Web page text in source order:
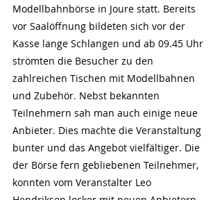
Modellbahnbörse in Joure statt. Bereits
vor Saalöffnung bildeten sich vor der
Kasse lange Schlangen und ab 09.45 Uhr
strömten die Besucher zu den
zahlreichen Tischen mit Modellbahnen
und Zubehör. Nebst bekannten
Teilnehmern sah man auch einige neue
Anbieter. Dies machte die Veranstaltung
bunter und das Angebot vielfältiger. Die
der Börse fern gebliebenen Teilnehmer,
konnten vom Veranstalter Leo